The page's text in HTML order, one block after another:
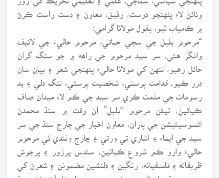
وٺائڻ لاءِ پنهنجو دوست، رفيق، معاون ۽ دست راست ڪرڻ
۾ ڪامياب ٿيو، بقول مولانا گرامي:
“مرحوم بلبل جي سڄي حياتي، مرحوم حاليءَ جي لائيف
وانگر هئي. سر سيد مرحوم جي راهه ۾ جو سنگ گران
حائل رهيو، تنهن کي مولانا حاليءَ پنهنجي شعر ۽ بيان سان
درر ڪيو. قدامت پرستي، شخصيت پرستي، تنگ دلي ۽ بد
رسومات جي مذمت ڪري سر سيد جي ڪم لاءِ ميدان صاف
ڪيائين، تيئن مرحوم “بلبل” ان وقت ۾ سنڌ محمدن
ائسوسيئيشن جي پاران، معاون اخبار جي چارج سنڌ جي سر
سيد جي ايماء ۽ اشاري تي ورتي ۽ چارج وٺندي ئي مرحوم
حاليءَ وارو ڪم شروع ڪيائين. سندس پرزور ۽ پرجوش
ظربفانه ۽ فلسفيانه، رنگين ۽ دلنشين مضمونن ۽ شعرن کي
پڙهي، سنڌ جا ماڻهو حيران رهجي ويندا هئا. آخرڪار سنڌ